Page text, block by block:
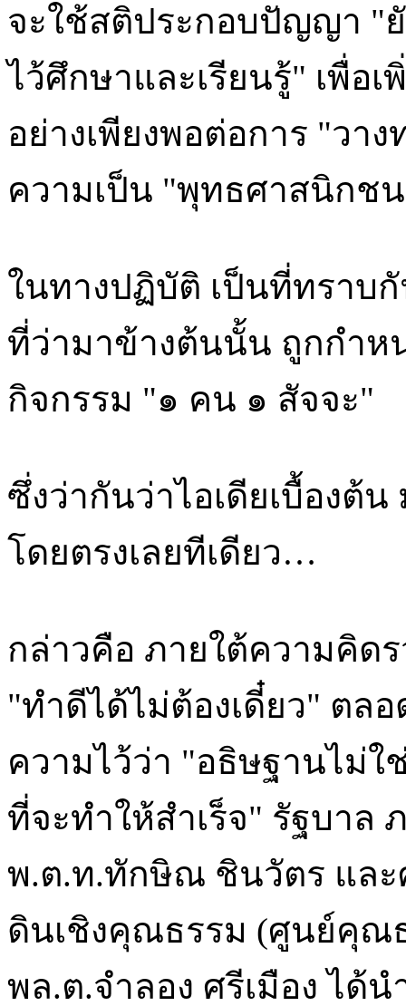
จะใช้สติประกอบปัญญา "
ไว้ศึกษาและเรียนรู้" เพื่อ
อย่างเพียงพอต่อการ "วา
ความเป็น "พุทธศาสนิกช
ในทางปฏิบัติ เป็นที่ทราบกั
ที่ว่ามาข้างต้นนั้น ถูกกำ
กิจกรรม "๑ คน ๑ สัจจะ"
ซึ่งว่ากันว่าไอเดียเบื้องต้
โดยตรงเลยทีเดียว…
กล่าวคือ ภายใต้ความคิด
"ทำดีได้ไม่ต้องเดี๋ยว" ตล
ความไว้ว่า "อธิษฐานไม่
ที่จะทำให้สำเร็จ" รัฐบาล
พ.ต.ท.ทักษิณ ชินวัตร แล
ดินเชิงคุณธรรม (ศูนย์คุณ
พล.ต.จำลอง ศรีเมือง ได้